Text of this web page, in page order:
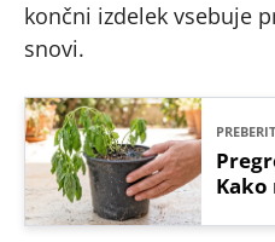
končni izdelek vsebuje
snovi.
Kako